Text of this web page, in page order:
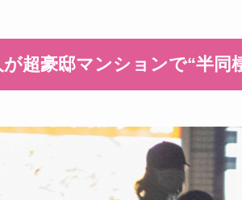
超豪邸マンションで“半同